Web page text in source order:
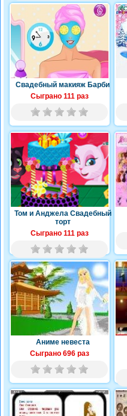
Свадебный макияж Барби
Сыграно 111 раз
Том и Анджела Свадебный
торт
Сыграно 111 раз
Аниме невеста
Сыграно 696 раз